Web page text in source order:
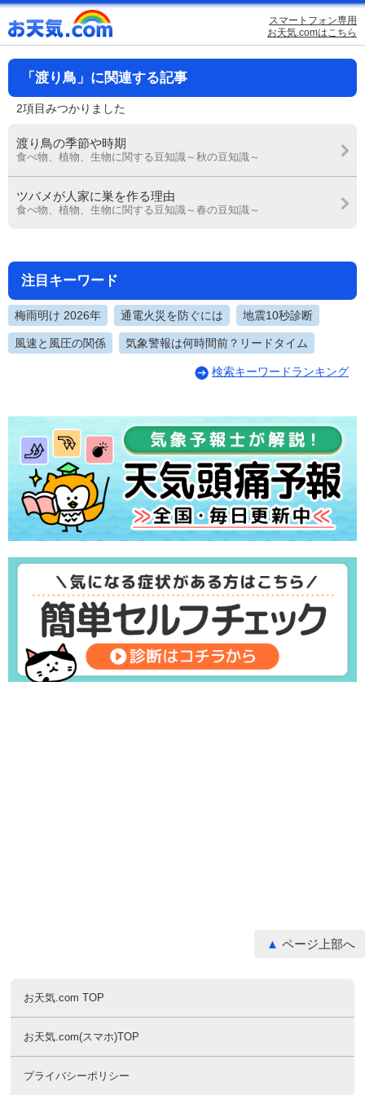
スマートフォン専用
お天気.comはこちら
「渡り鳥」に関連する記事
2項目みつかりました
渡り鳥の季節や時期
食べ物、植物、生物に関する豆知識～秋の豆知識～
ツバメが人家に巣を作る理由
食べ物、植物、生物に関する豆知識～春の豆知識～
注目キーワード
梅雨明け 2026年 通電火災を防ぐには 地震10秒診断
風速と風圧の関係 気象警報は何時間前？リードタイム
検索キーワードランキング
ページ上部へ
お天気.com TOP
お天気.com(スマホ)TOP
プライバシーポリシー